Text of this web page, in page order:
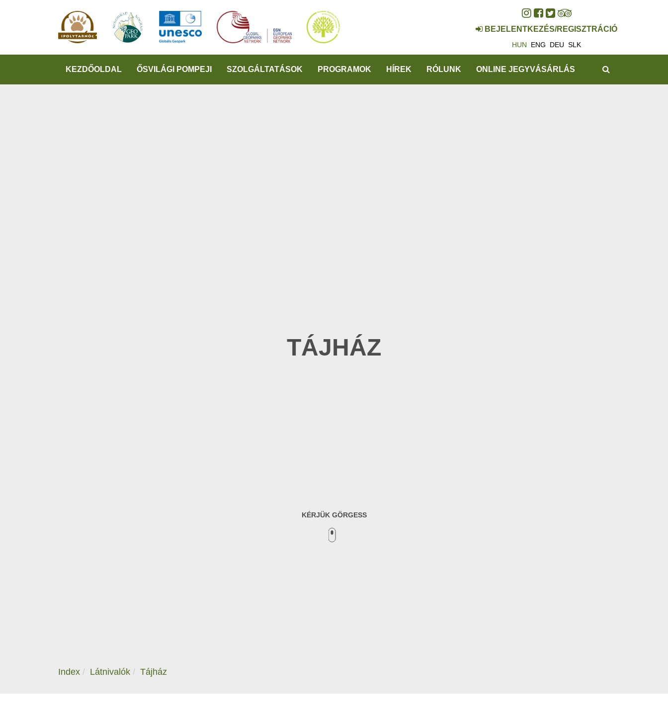
BEJELENTKEZÉS/REGISZTRÁCIÓ
HUN ENG DEU SLK
KEZDŐOLDAL ŐSVILÁGI POMPEJI SZOLGÁLTATÁSOK PROGRAMOK HÍREK RÓLUNK ONLINE JEGYVÁSÁRLÁS
TÁJHÁZ
KÉRJÜK GÖRGESS
Index Látnivalók Tájház